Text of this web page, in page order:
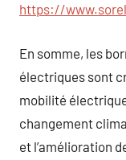
https://
En somme, les
électriques sont
mobilité
changement
et l’amélioration